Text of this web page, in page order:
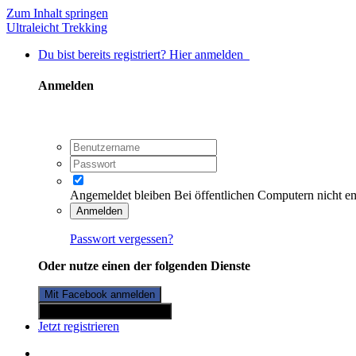
Zum Inhalt springen
Ultraleicht Trekking
Du bist bereits registriert? Hier anmelden
Anmelden
Angemeldet bleiben Bei öffentlichen Computern nicht
Anmelden
Passwort vergessen?
Oder nutze einen der folgenden Dienste
Mit Facebook anmelden
Jetzt registrieren